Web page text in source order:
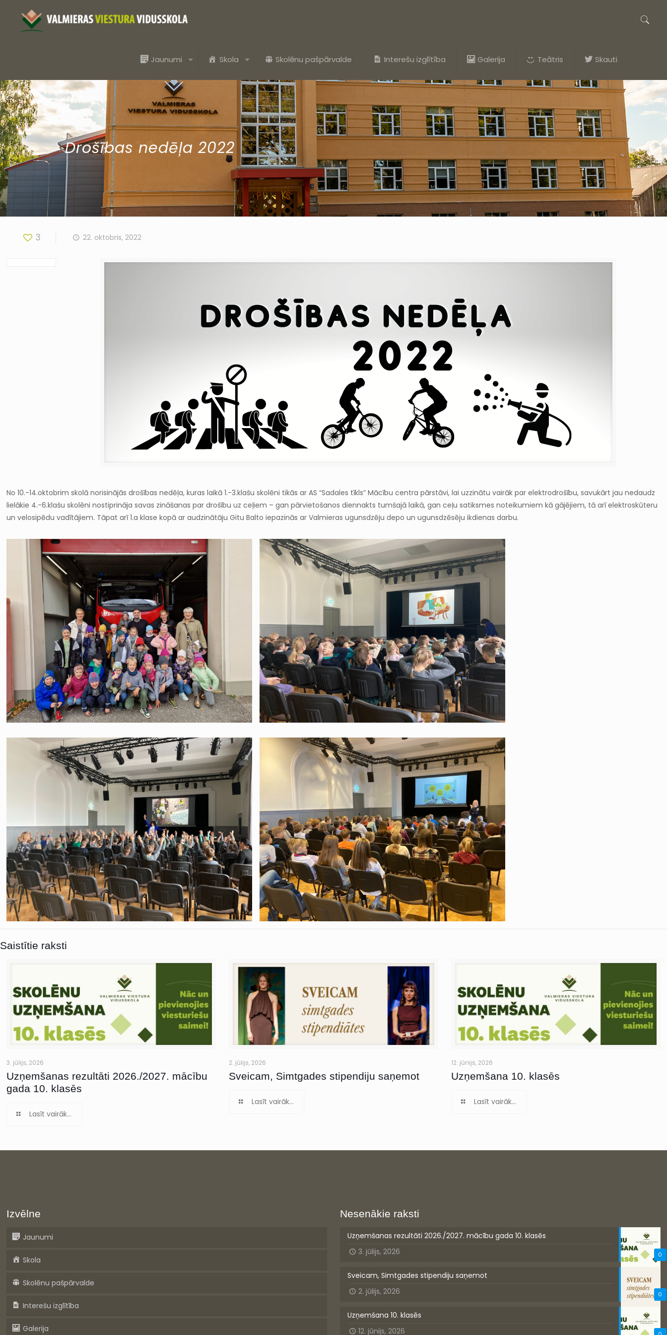
Jaunumi Skola Skolēnu pašpārvalde Interešu izglītība Galerija Teātris Skauti
Drošības nedēļa 2022
3 22. oktobris, 2022
No 10.-14.oktobrim skolā norisinājās drošības nedēļa, kuras laikā 1.-3.klašu skolēni tikās ar AS “Sadales tīkls” Mācību centra pārstāvi, lai uzzinātu vairāk par elektrodrošību, savukārt jau nedaudz
lielākie 4.-6.klašu skolēni nostiprināja savas zināšanas par drošību uz ceļiem – gan pārvietošanos diennakts tumšajā laikā, gan ceļu satiksmes noteikumiem kā gājējiem, tā arī elektroskūteru
un velosipēdu vadītājiem. Tāpat arī 1.a klase kopā ar audzinātāju Gitu Balto iepazinās ar Valmieras ugunsdzēju depo un ugunsdzēsēju ikdienas darbu.
Saistītie raksti
3. jūlijs, 2026
Uzņemšanas rezultāti 2026./2027. mācību
gada 10. klasēs
Lasīt vairāk...
2. jūlijs, 2026
Sveicam, Simtgades stipendiju saņemot
Lasīt vairāk...
12. jūnijs, 2026
Uzņemšana 10. klasēs
Lasīt vairāk...
Izvēlne
Jaunumi
Skola
Skolēnu pašpārvalde
Interešu izglītība
Galerija
Nesenākie raksti
0
Uzņemšanas rezultāti 2026./2027. mācību gada 10. klasēs
3. jūlijs, 2026
0
Sveicam, Simtgades stipendiju saņemot
2. jūlijs, 2026
Uzņemšana 10. klasēs
12. jūnijs, 2026